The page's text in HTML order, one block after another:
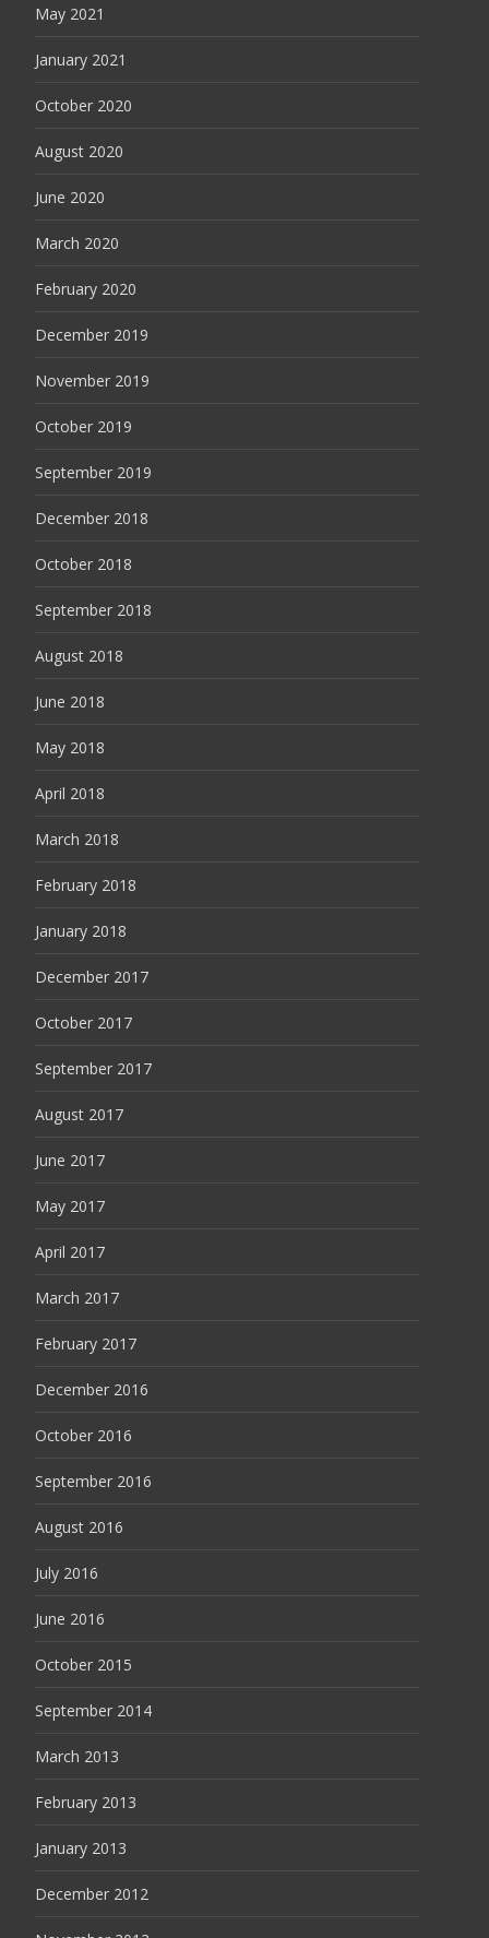
May 2021
January 2021
October 2020
August 2020
June 2020
March 2020
February 2020
December 2019
November 2019
October 2019
September 2019
December 2018
October 2018
September 2018
August 2018
June 2018
May 2018
April 2018
March 2018
February 2018
January 2018
December 2017
October 2017
September 2017
August 2017
June 2017
May 2017
April 2017
March 2017
February 2017
December 2016
October 2016
September 2016
August 2016
July 2016
June 2016
October 2015
September 2014
March 2013
February 2013
January 2013
December 2012